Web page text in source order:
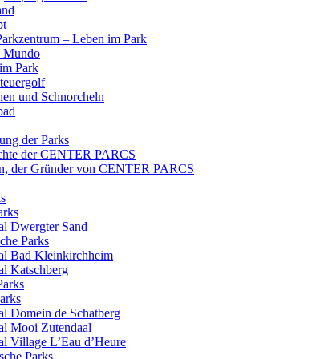
– Leben im Park
Mundo
Park
und Schnorcheln
der Parks
der CENTER PARCS
der Gründer von CENTER PARCS
Dwergter Sand
Parks
Bad Kleinkirchheim
Katschberg
Domein de Schatberg
Mooi Zutendaal
Village L’Eau d’Heure
Parks